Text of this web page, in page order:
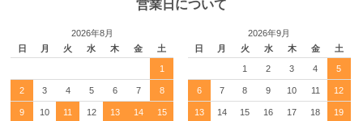
営業日について
2026年8月
日
月 火 水 木 金 土
1
2 3 4 5 6 7 8
9 10 11 12 13 14 15
2026年9月
日
月 火 水 木 金 土
1 2 3 4 5
6 7 8 9 10 11 12
13 14 15 16 17 18 19